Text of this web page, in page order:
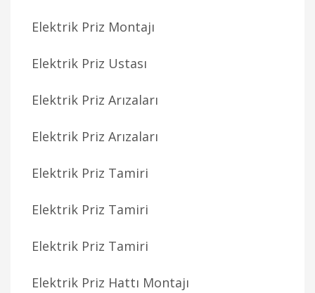
Elektrik Priz Montajı
Elektrik Priz Ustası
Elektrik Priz Arızaları
Elektrik Priz Arızaları
Elektrik Priz Tamiri
Elektrik Priz Tamiri
Elektrik Priz Tamiri
Elektrik Priz Hattı Montajı